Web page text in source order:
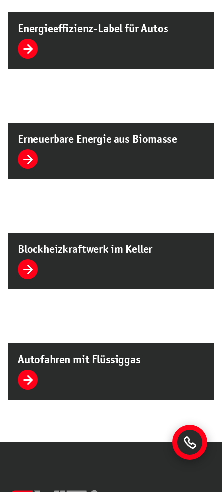
Energieeffizienz-Label für Autos
Erneuerbare Energie aus Biomasse
Blockheizkraftwerk im Keller
Autofahren mit Flüssiggas